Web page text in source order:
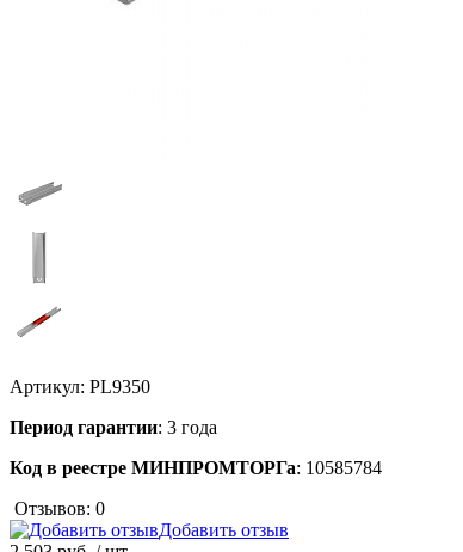
Артикул: PL9350
Период гарантии: 3 года
Код в реестре МИНПРОМТОРГа: 10585784
Отзывов: 0
Добавить отзыв